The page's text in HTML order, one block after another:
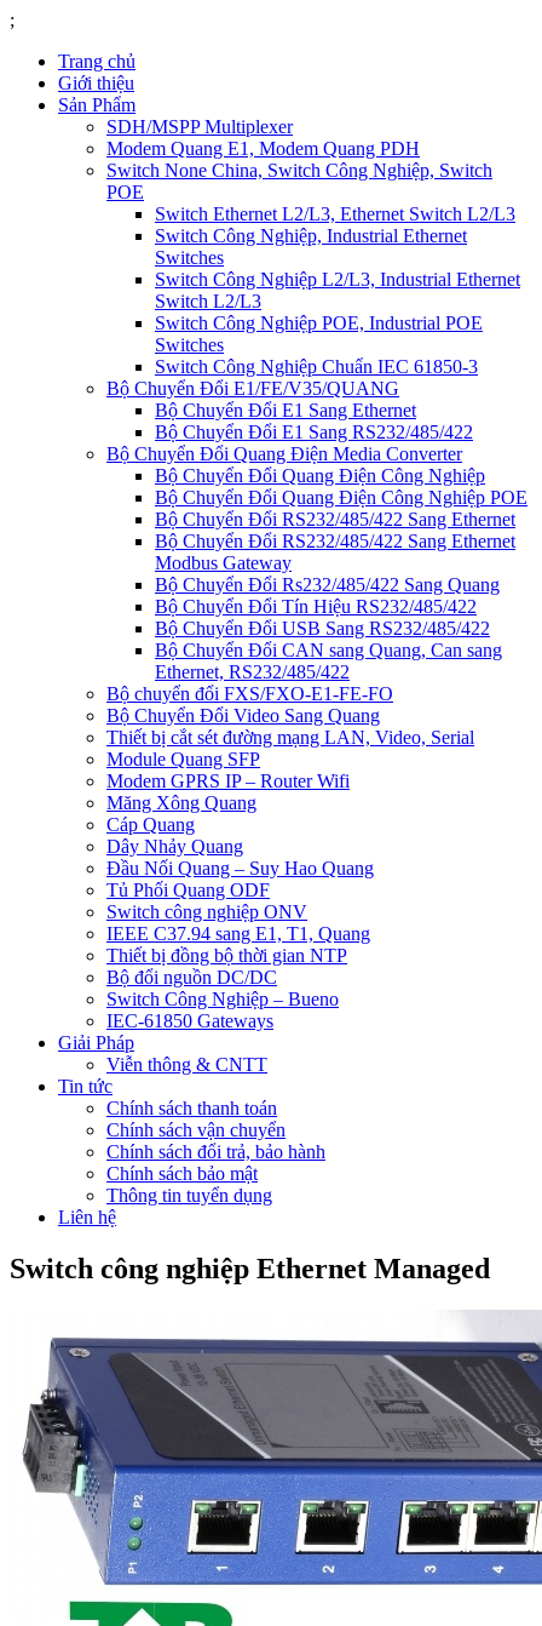
;
Trang chủ
Giới thiệu
Sản Phẩm
SDH/MSPP Multiplexer
Modem Quang E1, Modem Quang PDH
Switch None China, Switch Công Nghiệp, Switch
POE
Switch Ethernet L2/L3, Ethernet Switch L2/L3
Switch Công Nghiệp, Industrial Ethernet
Switches
Switch Công Nghiệp L2/L3, Industrial Ethernet
Switch L2/L3
Switch Công Nghiệp POE, Industrial POE
Switches
Switch Công Nghiệp Chuẩn IEC 61850-3
Bộ Chuyển Đổi E1/FE/V35/QUANG
Bộ Chuyển Đổi E1 Sang Ethernet
Bộ Chuyển Đổi E1 Sang RS232/485/422
Bộ Chuyển Đổi Quang Điện Media Converter
Bộ Chuyển Đổi Quang Điện Công Nghiệp
Bộ Chuyển Đổi Quang Điện Công Nghiệp POE
Bộ Chuyển Đổi RS232/485/422 Sang Ethernet
Bộ Chuyển Đổi RS232/485/422 Sang Ethernet
Modbus Gateway
Bộ Chuyển Đổi Rs232/485/422 Sang Quang
Bộ Chuyển Đổi Tín Hiệu RS232/485/422
Bộ Chuyển Đổi USB Sang RS232/485/422
Bộ Chuyển Đổi CAN sang Quang, Can sang
Ethernet, RS232/485/422
Bộ chuyển đổi FXS/FXO-E1-FE-FO
Bộ Chuyển Đổi Video Sang Quang
Thiết bị cắt sét đường mạng LAN, Video, Serial
Module Quang SFP
Modem GPRS IP – Router Wifi
Măng Xông Quang
Cáp Quang
Dây Nhảy Quang
Đầu Nối Quang – Suy Hao Quang
Tủ Phối Quang ODF
Switch công nghiệp ONV
IEEE C37.94 sang E1, T1, Quang
Thiết bị đồng bộ thời gian NTP
Bộ đổi nguồn DC/DC
Switch Công Nghiệp – Bueno
IEC-61850 Gateways
Giải Pháp
Viễn thông & CNTT
Tin tức
Chính sách thanh toán
Chính sách vận chuyển
Chính sách đổi trả, bảo hành
Chính sách bảo mật
Thông tin tuyển dụng
Liên hệ
Switch công nghiệp Ethernet Managed